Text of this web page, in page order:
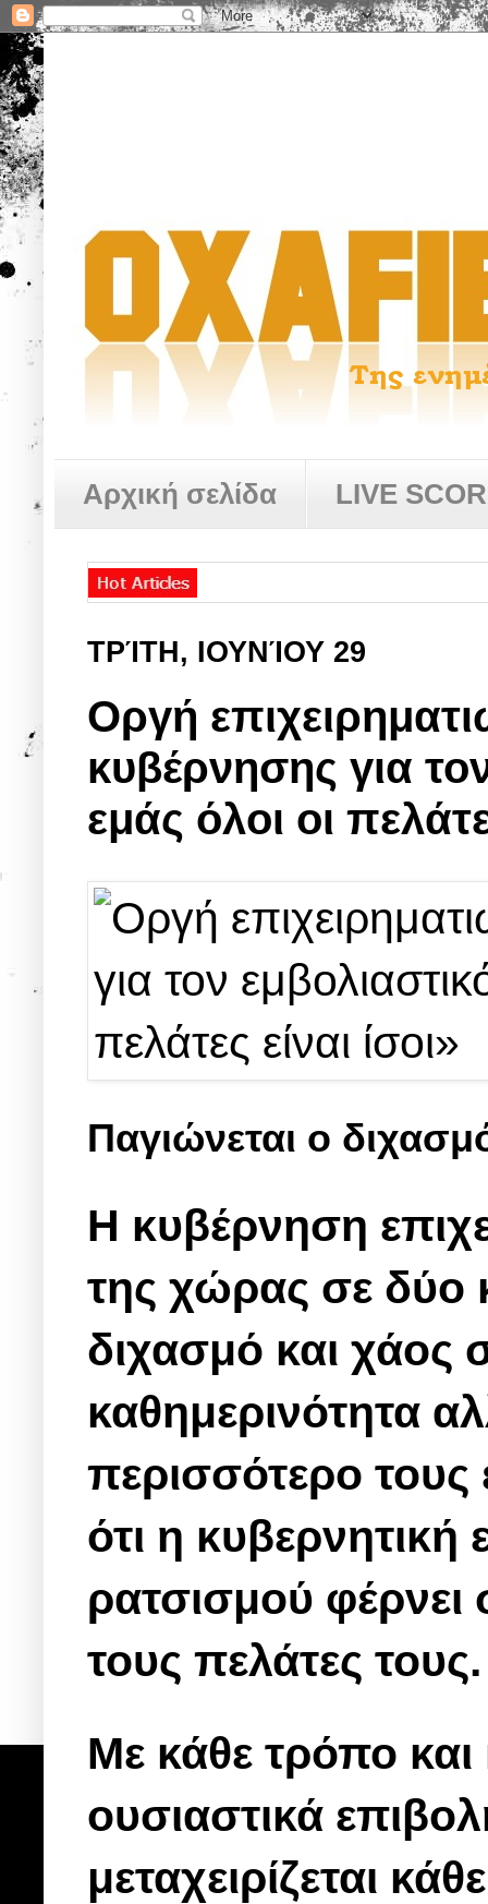
Αρχική σελίδα LIVE
ΤΡΊΤΗ, ΙΟΥΝΊΟΥ 29
Οργή
κυβέρνησης για
εμάς όλοι οι
Παγιώνεται ο
Η κυβέρνηση
της χώρας σε δύο
διχασμό και χάος
καθημερινότητα
περισσότερο τους
ότι η κυβερνητική
ρατσισμού φέρνει
τους πελάτες τους.
Με κάθε τρόπο
ουσιαστικά
μεταχειρίζεται